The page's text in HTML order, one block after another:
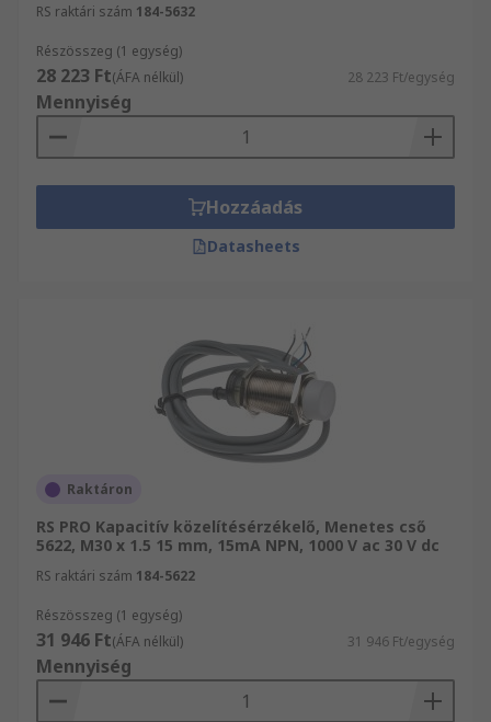
RS raktári szám 184-5632
Részösszeg (1 egység)
28 223 Ft(ÁFA nélkül) 28 223 Ft/egység
Mennyiség
Hozzáadás
Datasheets
Raktáron
RS PRO Kapacitív közelítésérzékelő, Menetes cső
5622, M30 x 1.5 15 mm, 15mA NPN, 1000 V ac 30 V dc
RS raktári szám 184-5622
Részösszeg (1 egység)
31 946 Ft(ÁFA nélkül) 31 946 Ft/egység
Mennyiség